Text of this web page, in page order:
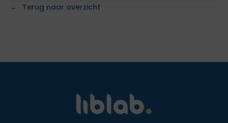
Terug naar overzicht